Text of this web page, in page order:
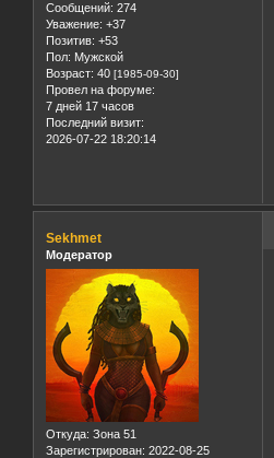
Сообщений: 274
Уважение: +37
Позитив: +53
Пол: Мужской
Возраст: 40 [1985-09-30]
Провел на форуме:
7 дней 17 часов
Последний визит:
2026-07-22 18:20:14
Sekhmet
Модератор
Откуда: Зона 51
Зарегистрирован: 2022-08-25